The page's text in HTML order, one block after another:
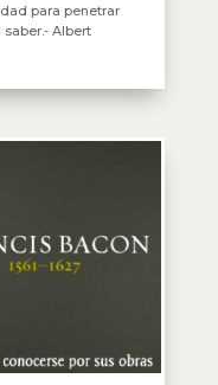
para penetrar
Albert